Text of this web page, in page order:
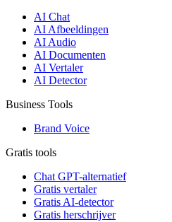
AI Chat
AI Afbeeldingen
AI Audio
AI Documenten
AI Vertaler
AI Detector
Business Tools
Brand Voice
Gratis tools
Chat GPT-alternatief
Gratis vertaler
Gratis AI-detector
Gratis herschrijver